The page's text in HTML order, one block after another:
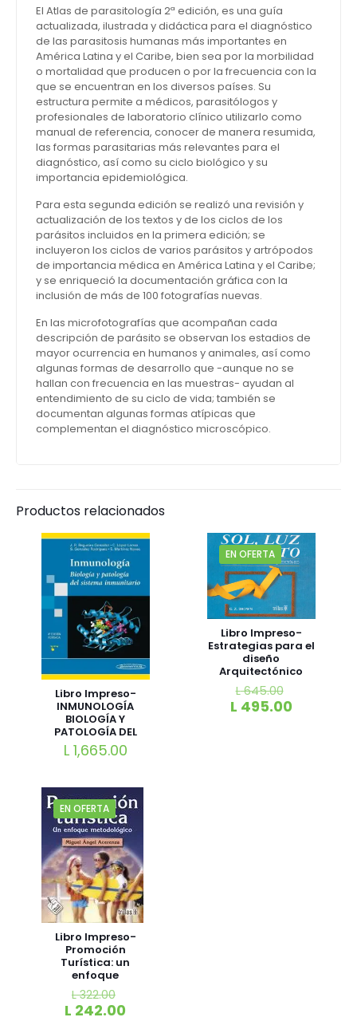
El Atlas de parasitología 2ª edición, es una guía
actualizada, ilustrada y didáctica para el diagnóstico
de las parasitosis humanas más importantes en
América Latina y el Caribe, bien sea por la morbilidad
o mortalidad que producen o por la frecuencia con la
que se encuentran en los diversos países. Su
estructura permite a médicos, parasitólogos y
profesionales de laboratorio clínico utilizarlo como
manual de referencia, conocer de manera resumida,
las formas parasitarias más relevantes para el
diagnóstico, así como su ciclo biológico y su
importancia epidemiológica.
Para esta segunda edición se realizó una revisión y
actualización de los textos y de los ciclos de los
parásitos incluidos en la primera edición; se
incluyeron los ciclos de varios parásitos y artrópodos
de importancia médica en América Latina y el Caribe;
y se enriqueció la documentación gráfica con la
inclusión de más de 100 fotografías nuevas.
En las microfotografías que acompañan cada
descripción de parásito se observan los estadios de
mayor ocurrencia en humanos y animales, así como
algunas formas de desarrollo que -aunque no se
hallan con frecuencia en las muestras- ayudan al
entendimiento de su ciclo de vida; también se
documentan algunas formas atípicas que
complementan el diagnóstico microscópico.
Productos relacionados
Libro Impreso-
INMUNOLOGÍA
BIOLOGÍA Y
PATOLOGÍA DEL
SISTEMA
INMUNITARIO
L1,665.00
EN OFERTA
Libro Impreso-
Estrategias para el
diseño
Arquitectónico
L645.00
L 495.00
EN OFERTA
Libro Impreso-
Promoción
Turística: un
enfoque
Metodológico
L322.00
L 242.00